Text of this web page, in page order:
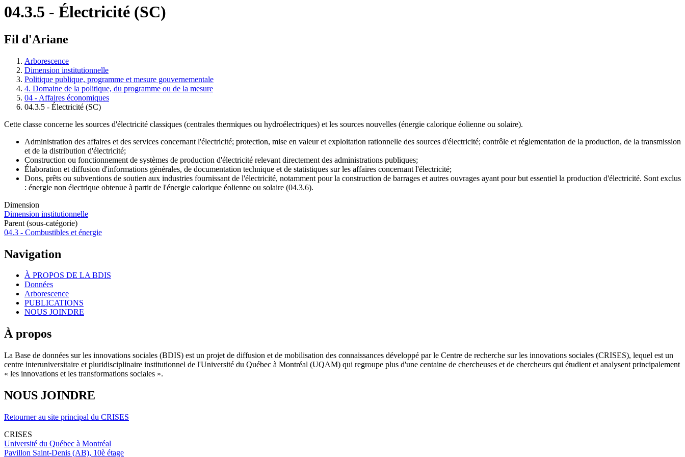
04.3.5 - Électricité (SC)
Fil d'Ariane
Arborescence
Dimension institutionnelle
Politique publique, programme et mesure gouvernementale
4. Domaine de la politique, du programme ou de la mesure
04 - Affaires économiques
04.3.5 - Électricité (SC)
Cette classe concerne les sources d'électricité classiques (centrales thermiques ou hydroélectriques) et les sources nouvelles (énergie calorique éolienne ou solaire).
Administration des affaires et des services concernant l'électricité; protection, mise en valeur et exploitation rationnelle des sources d'électricité; contrôle et réglementation de la production, de la transmission
et de la distribution d'électricité;
Construction ou fonctionnement de systèmes de production d'électricité relevant directement des administrations publiques;
Élaboration et diffusion d'informations générales, de documentation technique et de statistiques sur les affaires concernant l'électricité;
Dons, prêts ou subventions de soutien aux industries fournissant de l'électricité, notamment pour la construction de barrages et autres ouvrages ayant pour but essentiel la production d'électricité. Sont exclus
: énergie non électrique obtenue à partir de l'énergie calorique éolienne ou solaire (04.3.6).
Dimension
Dimension institutionnelle
Parent (sous-catégorie)
04.3 - Combustibles et énergie
Navigation
À PROPOS DE LA BDIS
Données
Arborescence
PUBLICATIONS
NOUS JOINDRE
À propos
La Base de données sur les innovations sociales (BDIS) est un projet de diffusion et de mobilisation des connaissances développé par le Centre de recherche sur les innovations sociales (CRISES), lequel est un
centre interuniversitaire et pluridisciplinaire institutionnel de l'Université du Québec à Montréal (UQAM) qui regroupe plus d'une centaine de chercheuses et de chercheurs qui étudient et analysent principalement
« les innovations et les transformations sociales ».
NOUS JOINDRE
Retourner au site principal du CRISES
CRISES
Université du Québec à Montréal
Pavillon Saint-Denis (AB), 10è étage